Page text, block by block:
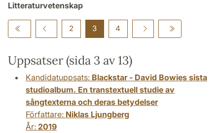
Litteraturvetenskap
2 3 4
Uppsatser (sida 3 av 13)
Kandidatuppsats: Blackstar - David Bowies sista
studioalbum. En transtextuell studie av
sångtexterna och deras betydelser
Författare: Niklas Ljungberg
År: 2019